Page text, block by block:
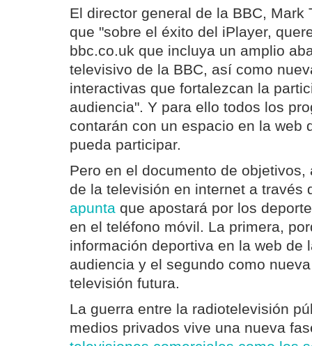
El director general de la BBC,
que "sobre el éxito del iPlayer,
bbc.co.uk que incluya un amplio
televisivo de la BBC, así como
interactivas que fortalezcan la
audiencia". Y para ello todos los
contarán con un espacio en la web
pueda participar.
Pero en el documento de
de la televisión en internet a través
apunta que apostará por los
en el teléfono móvil. La primera,
información deportiva en la web de
audiencia y el segundo como
televisión futura.
La guerra entre la radiotelevisión
medios privados vive una nueva